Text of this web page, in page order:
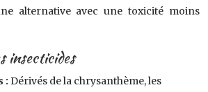
alternative avec une toxicité moins
insecticides
: Dérivés de la chrysanthème, les